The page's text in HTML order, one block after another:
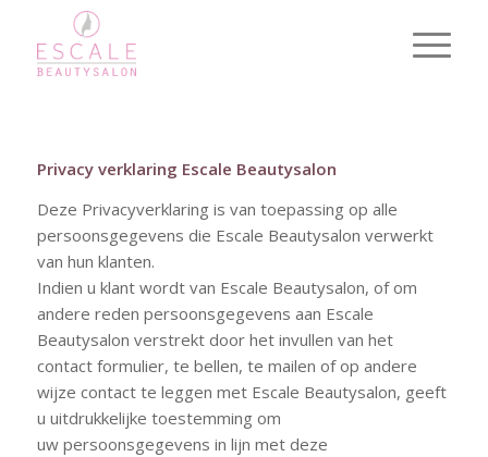
Privacy verklaring Escale Beautysalon
Deze Privacyverklaring is van toepassing op alle
persoonsgegevens die Escale Beautysalon verwerkt
van hun klanten.
Indien u klant wordt van Escale Beautysalon, of om
andere reden persoonsgegevens aan Escale
Beautysalon verstrekt door het invullen van het
contact formulier, te bellen, te mailen of op andere
wijze contact te leggen met Escale Beautysalon, geeft
u uitdrukkelijke toestemming om
uw persoonsgegevens in lijn met deze